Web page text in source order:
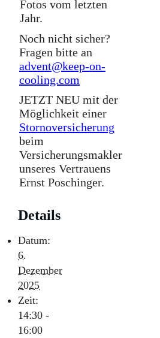
Fotos vom letzten
Jahr.
Noch nicht sicher?
Fragen bitte an
advent@keep-on-
cooling.com
JETZT NEU mit der
Möglichkeit einer
Stornoversicherung
beim
Versicherungsmakler
unseres Vertrauens
Ernst Poschinger.
Details
Datum:
6.
Dezember
2025
Zeit:
14:30 -
16:00